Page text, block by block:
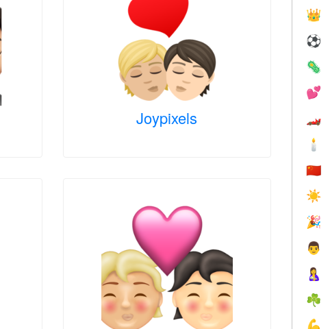
Joypixels
👑
⚽
🦠
💕
🏎
🕯
🇨🇳
☀️
🎉
👨
🤱
☘️
💪